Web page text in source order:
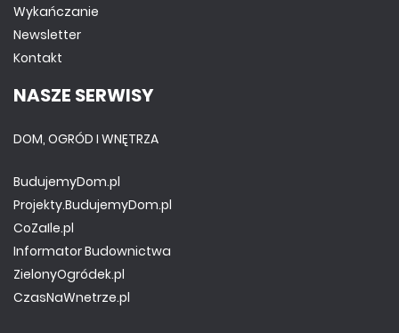
Wykańczanie
Newsletter
Kontakt
NASZE SERWISY
DOM, OGRÓD I WNĘTRZA
BudujemyDom.pl
Projekty.BudujemyDom.pl
CoZaIle.pl
Informator Budownictwa
ZielonyOgródek.pl
CzasNaWnetrze.pl